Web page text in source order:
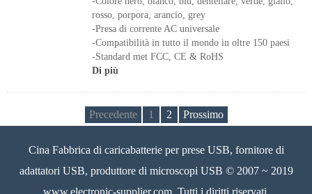
rosso, porpora, arancio, grey
-Presa di corrente AC universale
-Compatibilità in tutto il mondo in oltre 150 paesi
-Standard met FCC, CE & RoHS
Di più
Precedente 1 2 Prossimo
Cina Fabbrica di caricabatterie per prese USB, fornitore di
adattatori USB, produttore di microscopi USB © 2007 ~ 2019
www.electronic-supplier.com. Tutti i diritti riservati.